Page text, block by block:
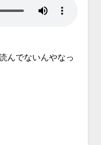
んでないんやなっ